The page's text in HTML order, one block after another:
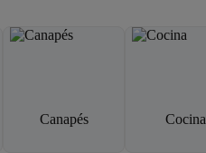
Canapés Cocina